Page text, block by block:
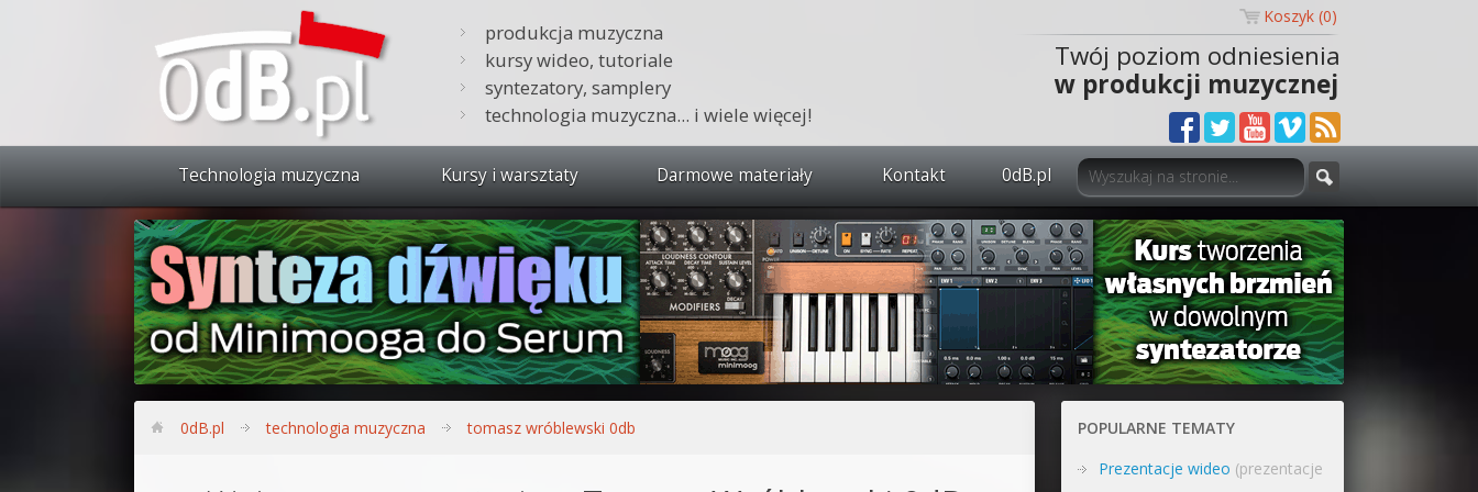
produkcja muzyczna
kursy wideo, tutoriale
syntezatory, samplery
technologia muzyczna... i wiele więcej!
Koszyk (0)
Twój poziom odniesienia
w produkcji muzycznej
Technologia muzyczna Kursy i warsztaty
Zobacz wszystkie kursy i warsztaty
Synteza dźwięku 🔥
Produkcja muzyczna w praktyce
Bitwig Studio od podstaw
Darmowe materiały Kontakt 0dB.pl
0dB.pl - informacje
Newsletter
Materiały dla mediów
Archiwum aktualności
0dB.pl technologia muzyczna tomasz wróblewski 0db
POPULARNE TEMATY
Prezentacje wideo (prezentacje